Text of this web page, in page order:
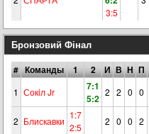
3:5
Бронзовий Фінал
# Команды 1 2 И В Н П
1 Сокiл Jr
7:1
5:2
2 2 0 0
2 Блискавки
1:7
2:5
2 0 0 2